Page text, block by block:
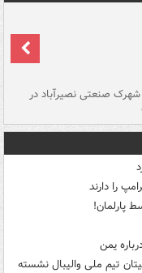
صنعتی نصیرآباد در
را دارند
پارلمان!
یمن
تیم ملی والیبال نشسته